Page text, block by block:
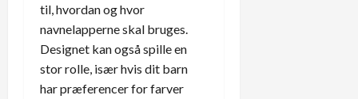
til, hvordan og hvor
navnelapperne skal bruges.
Designet kan også spille en
stor rolle, især hvis dit barn
har præferencer for farver